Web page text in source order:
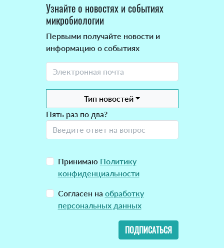
Узнайте о новостях и событиях
микробиологии
Первыми получайте новости и
информацию о событиях
Тип новостей
Пять раз по два?
Принимаю Политику
конфиденциальности
Согласен на обработку
персональных данных
ПОДПИСАТЬСЯ